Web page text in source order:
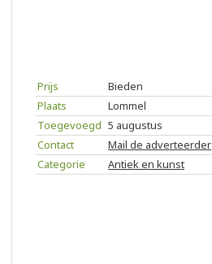
Prijs
Bieden
Plaats
Lommel
Toegevoegd 5 augustus
Contact
Mail de adverteerder
Categorie
Antiek en kunst